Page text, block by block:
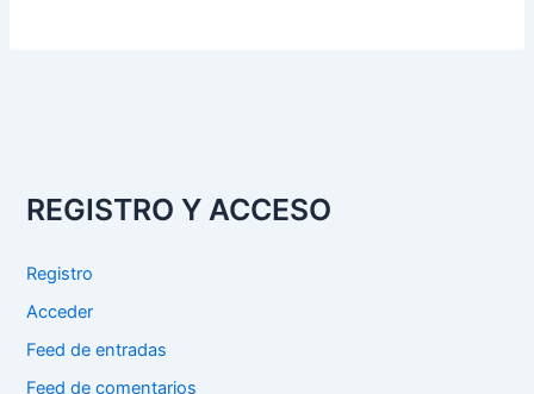
REGISTRO Y ACCESO
Registro
Acceder
Feed de entradas
Feed de comentarios